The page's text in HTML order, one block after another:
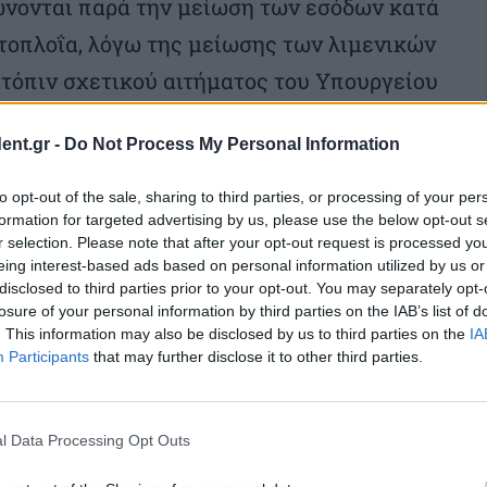
- Do Not Process My Personal Information
opt-out of the sale, sharing to third parties, or processing of your
for targeted advertising by us, please use the below opt-out
selection. Please note that after your opt-out request is processed
interest-based ads based on personal information utilized by us
to third parties prior to your opt-out. You may separately
of your personal information by third parties on the IAB’s list of
This information may also be disclosed by us to third parties on the
Participants that may further disclose it to other third parties.
Data Processing Opt Outs
παρά την μείωση των εσόδων κατά
λόγω της μείωσης των λιμενικών
σχετικού αιτήματος του Υπουργείου
με στόχο τη διατήρηση των τιμών
θετικής ανταπόκρισης της ΟΛΠ Α.Ε.
Ευθύνης.
περιβάλλον, δημιουργεί σημαντική
ελληνική οικονομία ενώ ταυτόχρονα
εκσυγχρονίζουν και αναβαθμίζουν τις
να πρωταγωνιστεί και στο